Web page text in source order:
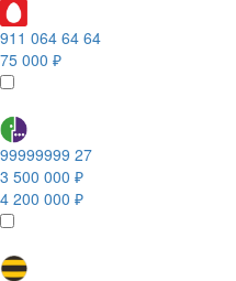
911 064 64 64
75 000 ₽
99999999 27
3 500 000 ₽
4 200 000 ₽